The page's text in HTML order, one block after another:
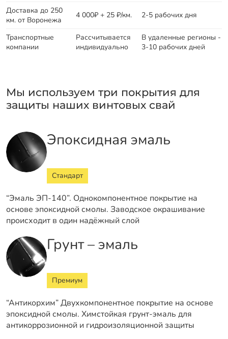
Доставка до 250
км. от Воронежа
4 000₽ + 25 ₽/км. 2-5 рабочих дня
Транспортные
компании
Рассчитывается
индивидуально
В удаленные регионы -
3-10 рабочих дней
Мы используем три покрытия для
защиты наших винтовых свай
Эпоксидная эмаль
Стандарт
“Эмаль ЭП-140”. Однокомпонентное покрытие на
основе эпоксидной смолы. Заводское окрашивание
происходит в один надёжный слой
Грунт – эмаль
Премиум
“Антикорхим” Двухкомпонентное покрытие на основе
эпоксидной смолы. Химстойкая грунт-эмаль для
антикоррозионной и гидроизоляционной защиты